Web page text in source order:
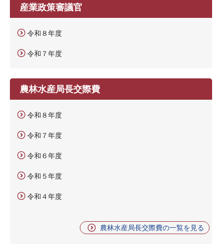
産業政策審議官
令和８年度
令和７年度
農林水産局長交際費
令和８年度
令和７年度
令和６年度
令和５年度
令和４年度
農林水産局長交際費の一覧を見る